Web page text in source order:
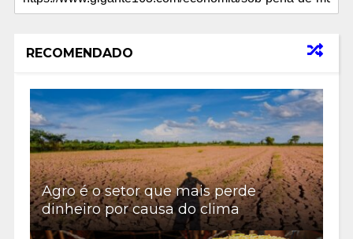
RECOMENDADO
Agro é o setor que mais perde
dinheiro por causa do clima